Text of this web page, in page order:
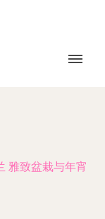
雅致盆栽与年宵